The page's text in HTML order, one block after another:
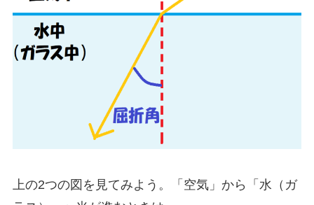
上の2つの図を見てみよう。「空気」から「水（ガ